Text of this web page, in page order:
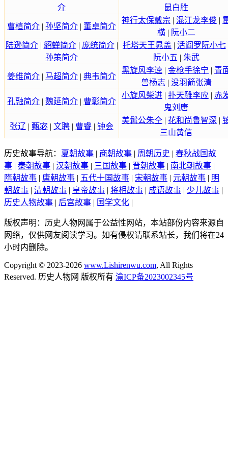
介
鼠白胜
曹植简介 | 孙坚简介 | 董卓简介
神行太保戴宗 | 混江龙李俊 |
横| 阮小二
陆逊简介| 貂蝉简介| 庞统简介|
孙策简介
托塔天王晁盖 | 活阎罗阮小七
阮小五 | 朱武
姜维简介 | 马超简介 | 典韦简介
黑旋风李逵 | 金枪手徐宁 | 青
兽杨志| 没羽箭张清
孔融简介 | 魏延简介 | 曹彰简介
小旋风柴进 | 扑天雕李应 | 赤
鬼刘唐
张辽 | 甄宓 | 文聘 | 曹睿 | 钟会
美髯公朱仝 | 花和尚鲁智深 |
三山黄信
历史故事导航： 夏朝故事 | 商朝故事 | 周朝历史 | 春秋战国故
事 | 秦朝故事 | 汉朝故事 | 三国故事 | 晋朝故事 | 南北朝故事 |
隋朝故事 | 唐朝故事 | 五代十国故事 | 宋朝故事 | 元朝故事 | 明
朝故事 | 清朝故事 | 皇帝故事 | 将相故事 | 成语故事 | 少儿故事 |
历史人物故事 | 后宫故事 | 国学文化 |
版权声明：历史人物网属于公益性网站，本站部份内容来源自
网络，仅供网友阅读学习。如有侵权请联系站长，我们将在24
小时内删除。
Copyright © 2023-2026 www.Lishirenwu.com, All Rights
Reserved. 历史人物网 版权所有 渝ICP备2023002345号